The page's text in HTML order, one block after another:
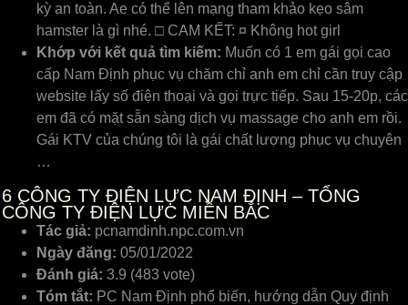
kỳ an toàn. Ae có thể lên mạng tham khảo kẹo sâm
hamster là gì nhé. □ CAM KẾT: ¤ Không hot girl
Khớp với kết quả tìm kiếm: Muốn có 1 em gái gọi cao
cấp Nam Định phục vụ chăm chỉ anh em chỉ cần truy cập
website lấy số điện thoại và gọi trực tiếp. Sau 15-20p, các
em đã có mặt sẵn sàng dịch vụ massage cho anh em rồi.
Gái KTV của chúng tôi là gái chất lượng phục vụ chuyên
…
6 CÔNG TY ĐIỆN LỰC NAM ĐỊNH – TỔNG
CÔNG TY ĐIỆN LỰC MIỀN BẮC
Tác giả: pcnamdinh.npc.com.vn
Ngày đăng: 05/01/2022
Đánh giá: 3.9 (483 vote)
Tóm tắt: PC Nam Định phổ biến, hướng dẫn Quy định